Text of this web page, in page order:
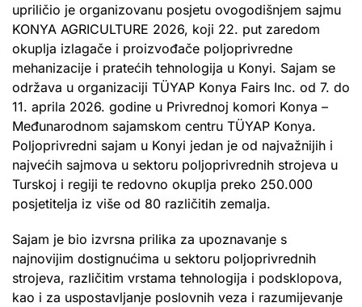
upriličio je organizovanu posjetu ovogodišnjem sajmu
KONYA AGRICULTURE 2026, koji 22. put zaredom
okuplja izlagače i proizvođače poljoprivredne
mehanizacije i pratećih tehnologija u Konyi. Sajam se
održava u organizaciji TÜYAP Konya Fairs Inc. od 7. do
11. aprila 2026. godine u Privrednoj komori Konya –
Međunarodnom sajamskom centru TÜYAP Konya.
Poljoprivredni sajam u Konyi jedan je od najvažnijih i
najvećih sajmova u sektoru poljoprivrednih strojeva u
Turskoj i regiji te redovno okuplja preko 250.000
posjetitelja iz više od 80 različitih zemalja.
Sajam je bio izvrsna prilika za upoznavanje s
najnovijim dostignućima u sektoru poljoprivrednih
strojeva, različitim vrstama tehnologija i podsklopova,
kao i za uspostavljanje poslovnih veza i razumijevanje